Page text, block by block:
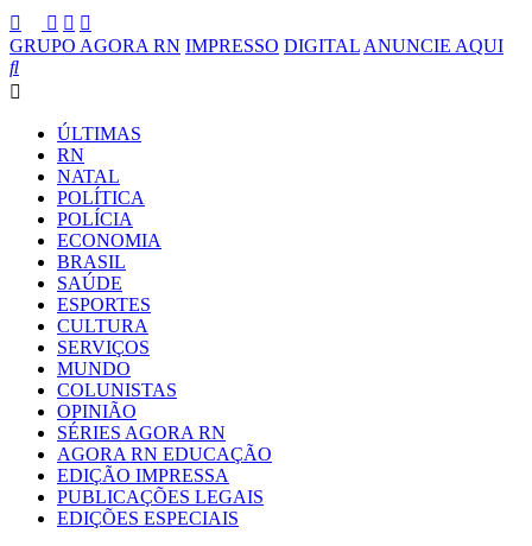
GRUPO AGORA RN IMPRESSO DIGITAL ANUNCIE AQUI
ÚLTIMAS
RN
NATAL
POLÍTICA
POLÍCIA
ECONOMIA
BRASIL
SAÚDE
ESPORTES
CULTURA
SERVIÇOS
MUNDO
COLUNISTAS
OPINIÃO
SÉRIES AGORA RN
AGORA RN EDUCAÇÃO
EDIÇÃO IMPRESSA
PUBLICAÇÕES LEGAIS
EDIÇÕES ESPECIAIS